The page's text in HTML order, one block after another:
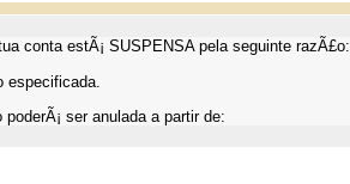
conta estÃ¡ SUSPENSA pela seguinte razÃ£o:
especificada.
ser anulada a partir de: